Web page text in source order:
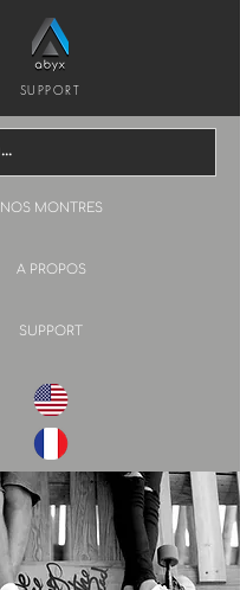
SUPPORT
NOS MONTRES
A PROPOS
SUPPORT